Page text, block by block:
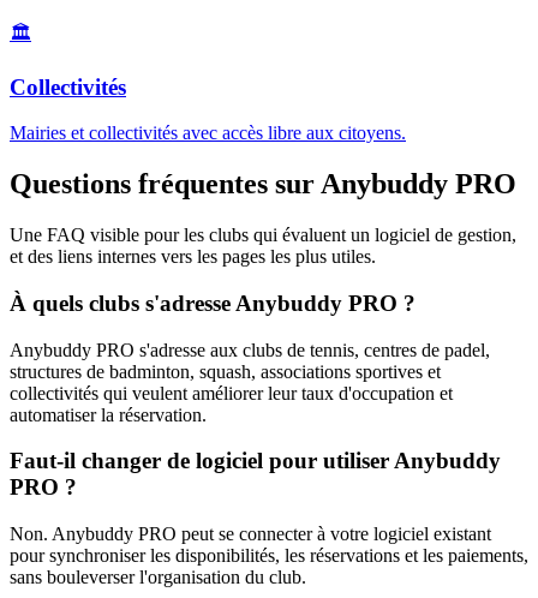
🏛️
Collectivités
Mairies et collectivités avec accès libre aux citoyens.
Questions fréquentes sur Anybuddy PRO
Une FAQ visible pour les clubs qui évaluent un logiciel de gestion,
et des liens internes vers les pages les plus utiles.
À quels clubs s'adresse Anybuddy PRO ?
Anybuddy PRO s'adresse aux clubs de tennis, centres de padel,
structures de badminton, squash, associations sportives et
collectivités qui veulent améliorer leur taux d'occupation et
automatiser la réservation.
Faut-il changer de logiciel pour utiliser Anybuddy
PRO ?
Non. Anybuddy PRO peut se connecter à votre logiciel existant
pour synchroniser les disponibilités, les réservations et les paiements,
sans bouleverser l'organisation du club.